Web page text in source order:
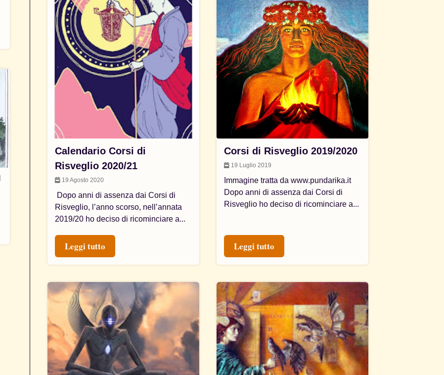
Calendario Corsi di
Risveglio 2020/21
19 Agosto 2020
Dopo anni di assenza dai Corsi di
Risveglio, l’anno scorso, nell’annata
2019/20 ho deciso di ricominciare a...
Leggi tutto
Corsi di Risveglio 2019/2020
19 Luglio 2019
Immagine tratta da www.pundarika.it
Dopo anni di assenza dai Corsi di
Risveglio ho deciso di ricominciare a...
Leggi tutto